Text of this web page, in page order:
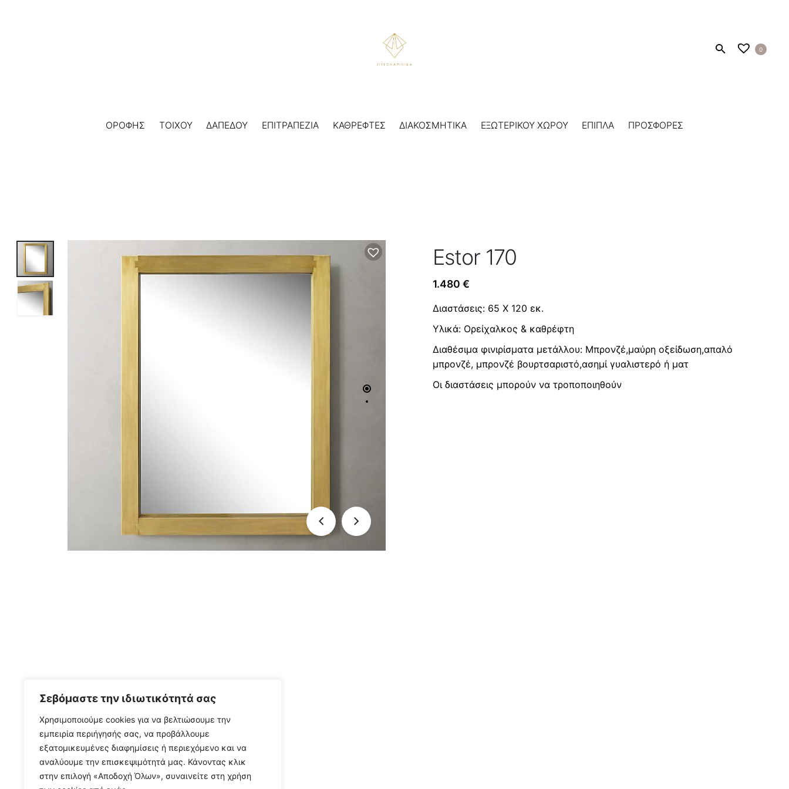
Σεβόμαστε την ιδιωτικότητά σας
Χρησιμοποιούμε cookies για να βελτιώσουμε την
εμπειρία περιήγησής σας, να προβάλλουμε
εξατομικευμένες διαφημίσεις ή περιεχόμενο και να
αναλύουμε την επισκεψιμότητά μας. Κάνοντας κλικ
στην επιλογή «Αποδοχή Όλων», συναινείτε στη χρήση
0
ΟΡΟΦΗΣ ΤΟΙΧΟΥ ΔΑΠΕΔΟΥ ΕΠΙΤΡΑΠΕΖΙΑ ΚΑΘΡΕΦΤΕΣ ΔΙΑΚΟΣΜΗΤΙΚΑ ΕΞΩΤΕΡΙΚΟΥ ΧΩΡΟΥ ΕΠΙΠΛΑ ΠΡΟΣΦΟΡΕΣ
Estor 170
1.480 €
Διαστάσεις: 65 Χ 120 εκ.
Υλικά: Ορείχαλκος & καθρέφτη
Διαθέσιμα φινιρίσματα μετάλλου: Μπρονζέ,μαύρη οξείδωση,απαλό
μπρονζέ, μπρονζέ βουρτσαριστό,ασημί γυαλιστερό ή ματ
Οι διαστάσεις μπορούν να τροποποιηθούν